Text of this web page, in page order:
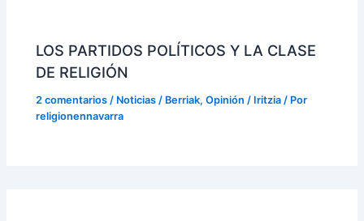
LOS PARTIDOS POLÍTICOS Y LA CLASE
DE RELIGIÓN
2 comentarios / Noticias / Berriak,Opinión / Iritzia / Por
religionennavarra